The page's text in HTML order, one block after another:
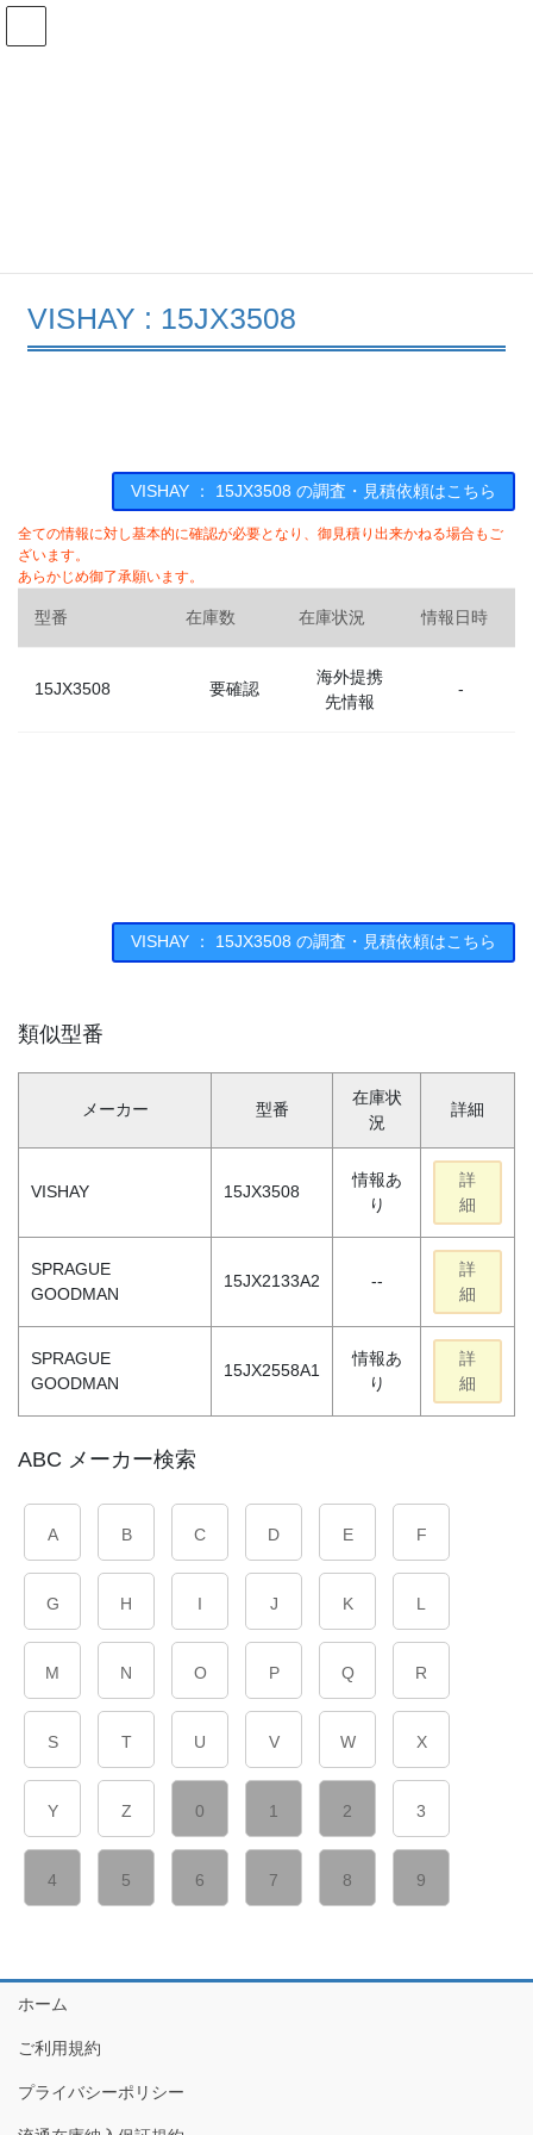
コ
ナ
VISHAY : 15JX3508
VISHAY ： 15JX3508 の調査・見積依頼はこちら
全ての情報に対し基本的に確認が必要となり、御見積り出来かねる場合もご
ざいます。
あらかじめ御了承願います。
型番 在庫数 在庫状況 情報日時
15JX3508 要確認
海外提携
先情報
-
VISHAY ： 15JX3508 の調査・見積依頼はこちら
類似型番
メーカー 型番
在庫状
況
詳細
VISHAY 15JX3508
情報あ
り
詳
細
SPRAGUE
GOODMAN
15JX2133A2 --
詳
細
SPRAGUE
GOODMAN
15JX2558A1
情報あ
り
詳
細
ABC メーカー検索
A B C D E F
G H I J K L
M N O P Q R
S T U V W X
Y Z 0 1 2 3
4 5 6 7 8 9
ホーム
ご利用規約
プライバシーポリシー